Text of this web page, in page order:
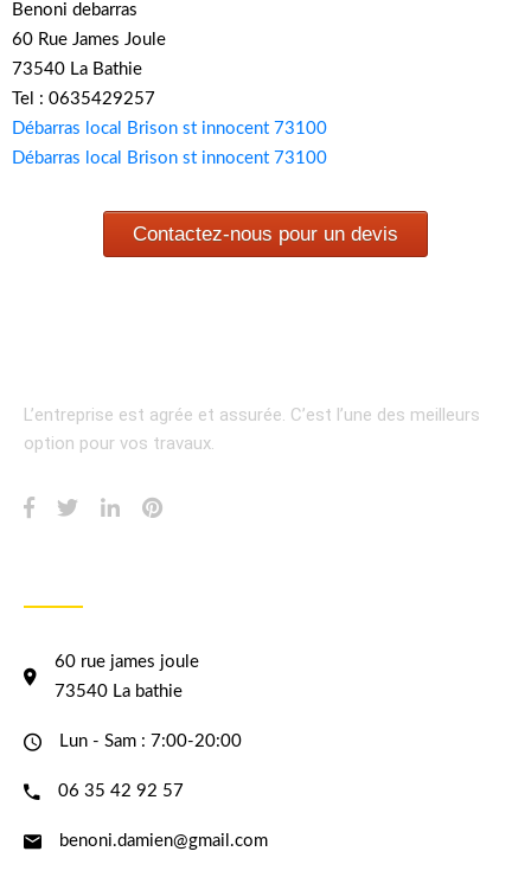
Benoni debarras
60 Rue James Joule
73540 La Bathie
Tel : 0635429257
Débarras local Brison st innocent 73100
Débarras local Brison st innocent 73100
Contactez-nous pour un devis
L’entreprise est agrée et assurée. C’est l’une des meilleurs
option pour vos travaux.
60 rue james joule
73540 La bathie
Lun - Sam : 7:00-20:00
06 35 42 92 57
benoni.damien@gmail.com